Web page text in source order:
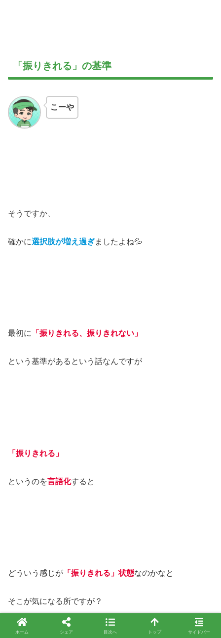
「振りきれる」の基準
こーや
そうですか、
確かに選択肢が増え過ぎましたよね💦
最初に 「振りきれる、振りきれない」
という基準があるという話なんですが
「振りきれる」
というのを言語化すると
どういう感じが 「振りきれる」状態なのかなと
そこが気になる所ですが？
ホーム シェア 目次へ トップ サイドバー